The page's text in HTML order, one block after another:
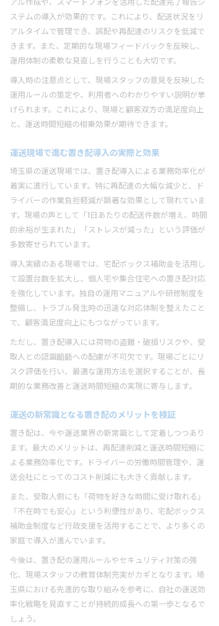
ステムの導入が効果的です。これにより、配送状況をリ
アルタイムで管理でき、誤配や再配達のリスクを低減で
きます。また、定期的な現場フィードバックを反映し、
運用体制の柔軟な見直しを行うことも大切です。
導入時の注意点として、現場スタッフの意見を反映した
運用ルールの策定や、利用者へのわかりやすい説明が挙
げられます。これにより、現場と顧客双方の満足度向上
と、運送時間短縮の相乗効果が期待できます。
運送現場で進む置き配導入の実際と効果
埼玉県の運送現場では、置き配導入による業務効率化が
着実に進行しています。特に再配達の大幅な減少と、ド
ライバーの作業負担軽減が顕著な効果として現れていま
す。現場の声として「1日あたりの配送件数が増え、時間
的余裕が生まれた」「ストレスが減った」という評価が
多数寄せられています。
導入実績のある現場では、宅配ボックス補助金を活用し
て設置台数を拡大し、個人宅や集合住宅への置き配対応
を強化しています。独自の運用マニュアルや研修制度を
整備し、トラブル発生時の迅速な対応体制を整えたこと
で、顧客満足度向上にもつながっています。
ただし、置き配導入には荷物の盗難・破損リスクや、受
取人との認識齟齬への配慮が不可欠です。現場ごとにリ
スク評価を行い、最適な運用方法を選択することが、長
期的な業務改善と運送時間短縮の実現に寄与します。
運送の新常識となる置き配のメリットを検証
置き配は、今や運送業界の新常識として定着しつつあり
ます。最大のメリットは、再配達削減と運送時間短縮に
よる業務効率化です。ドライバーの労働時間管理や、運
送会社にとってのコスト削減にも大きく貢献します。
また、受取人側にも「荷物を好きな時間に受け取れる」
「不在時でも安心」という利便性があり、宅配ボックス
補助金制度など行政支援を活用することで、より多くの
家庭で導入が進んでいます。
今後は、置き配の運用ルールやセキュリティ対策の強
化、現場スタッフの教育体制充実がカギとなります。埼
玉県における先進的な取り組みを参考に、自社の運送効
率化戦略を見直すことが持続的成長への第一歩となるで
しょう。